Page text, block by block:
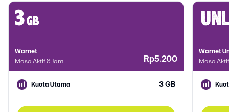
3gb
Warnet
Masa Aktif 6 Jam
Rp5.200
Kuota Utama 3 GB
Warnet
Masa